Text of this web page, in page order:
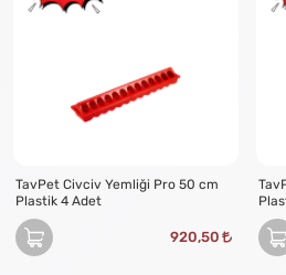
TavPet Civciv Yemliği Pro 50 cm
Plastik 4 Adet
920,50